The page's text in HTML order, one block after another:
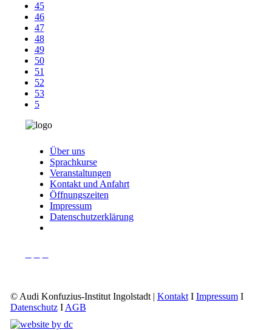
45
46
47
48
49
50
51
52
53
Über uns
Sprachkurse
Veranstaltungen
Kontakt und Anfahrt
Öffnungszeiten
Impressum
Datenschutzerklärung
© Audi Konfuzius-Institut Ingolstadt KontaktI ImpressumI
DatenschutzI AGB